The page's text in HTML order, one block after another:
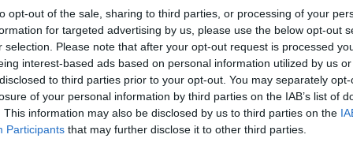
opt-out of the sale, sharing to third parties, or processing of your
for targeted advertising by us, please use the below opt-out
selection. Please note that after your opt-out request is processed
interest-based ads based on personal information utilized by us
to third parties prior to your opt-out. You may separately
of your personal information by third parties on the IAB’s list of
This information may also be disclosed by us to third parties on the
Participants that may further disclose it to other third parties.
πολύκροτη διαμάχη τους που ξεκίνησε το
«Rolling Stone» ότι μία άλλη
τους χορευτές της. Ωστόσο εδώ και δύο
βήματα για την αποκατάσταση των σχέσεων